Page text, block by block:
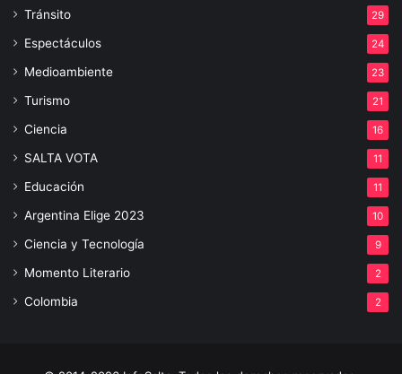
Tránsito 29
Espectáculos 24
Medioambiente 23
Turismo 21
Ciencia 16
SALTA VOTA 11
Educación 11
Argentina Elige 2023 10
Ciencia y Tecnología 9
Momento Literario 2
Colombia 2